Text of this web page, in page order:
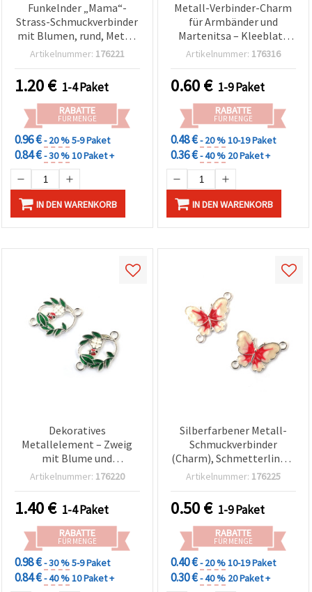
Funkelnder „Mama“-
Strass-Schmuckverbinder
mit Blumen, rund, Metall
silberfarben, 22×16×2
Artikelnummer: 176221
1.20€ 1-4 Paket
RABATTE
FÜR MENGE
0.96 €- 20 %5-9 Paket
0.84 €- 30 %10 Paket +
IN DEN WARENKORB
Metall-Verbinder-Charm
für Armbänder und
Martenitsa – Kleeblatt
mit Kristallen,
Loch: 2 mm – 2 Stück
Artikelnummer: 176316
0.60€ 1-9 Paket
RABATTE
FÜR MENGE
0.48 €- 20 %10-19 Paket
0.36 €- 40 % 20 Paket +
IN DEN WARENKORB
Dekoratives
Metallelement – Zweig
mit Blume und
Marienkäfer, 22x16x2 mm,
– 5 Stück
Artikelnummer: 176220
1.40€ 1-4 Paket
RABATTE
FÜR MENGE
0.98 €- 30 %5-9 Paket
0.84 €- 40 %10 Paket +
Silberfarbener Metall-
Schmuckverbinder
(Charm), Schmetterlings-
Design, 23 x 15 x 2 mm,
Artikelnummer: 176225
0.50€ 1-9 Paket
RABATTE
FÜR MENGE
0.40 €- 20 %10-19 Paket
0.30 €- 40 % 20 Paket +